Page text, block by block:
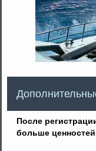
После
больше